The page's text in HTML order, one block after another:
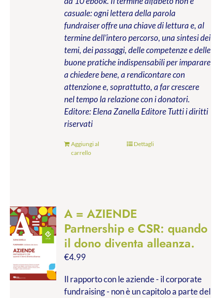
casuale: ogni lettera della parola
fundraiser offre una chiave di lettura e, al
termine dell’intero percorso, una sintesi dei
temi, dei passaggi, delle competenze e delle
buone pratiche indispensabili per imparare
a chiedere bene, a rendicontare con
attenzione e, soprattutto, a far crescere
nel tempo la relazione con i donatori.
Editore: Elena Zanella EditoreTutti i diritti
riservati
Aggiungi al
carrello
Dettagli
A = AZIENDE
Partnership e CSR: quando
il dono diventa alleanza.
€4.99
Il rapporto con le aziende - il corporate
fundraising - non è un capitolo a parte del